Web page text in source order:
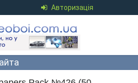
Авторизація